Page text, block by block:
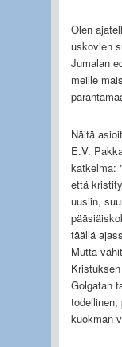
Olen
uskovien
Jumalan
meille
Näitä
E.V.
katkelma:
että
uusiin,
täällä
Mutta
Golgatan
kuokman